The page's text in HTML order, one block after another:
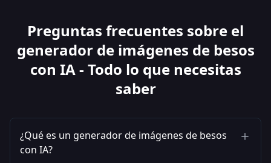
Preguntas frecuentes sobre el
generador de imágenes de besos
con IA - Todo lo que necesitas
saber
¿Qué es un generador de imágenes de besos
con IA?